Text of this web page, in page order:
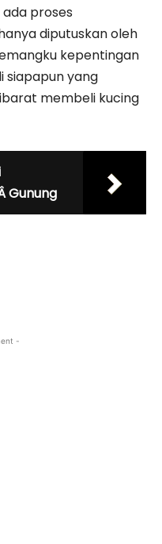
ada proses
diputuskan oleh
kepentingan
siapapun yang
membeli kucing
Gunung
-